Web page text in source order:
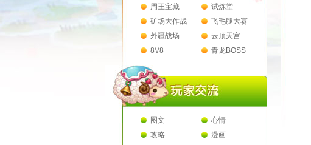
周王宝藏
试炼堂
矿场大作战
飞毛腿大赛
外疆战场
云顶天宫
8V8
青龙BOSS
图文
心情
攻略
漫画